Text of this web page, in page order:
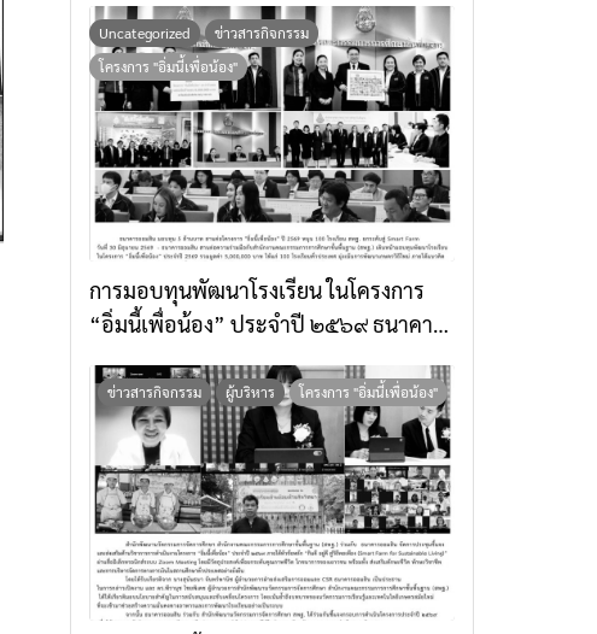
เสริมคุณธรรมในระดับพื้นที่ผ่านการเรียนรู้
วิถีใหม่
Uncategorized
ข่าวสารกิจกรรม
โครงการ "อิ่มนี้เพื่อน้อง"
การมอบทุนพัฒนาโรงเรียน ในโครงการ
“อิ่มนี้เพื่อน้อง” ประจำปี ๒๕๖๙ ธนาคาร
จำนวนทั้งสิ้น 5,000,000 บาท
ข่าวสารกิจกรรม ผู้บริหาร โครงการ "อิ่มนี้เพื่อน้อง"